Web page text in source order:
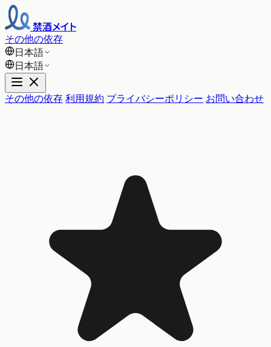
禁酒メイト
その他の依存
日本語
日本語
その他の依存 利用規約 プライバシーポリシー お問い合わせ